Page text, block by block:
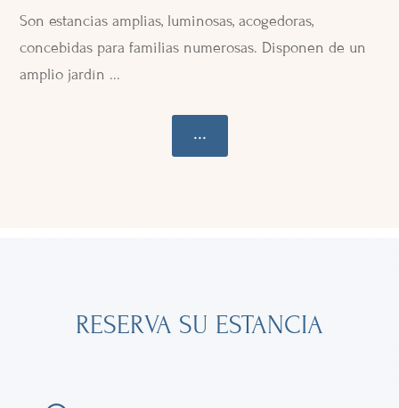
Son estancias amplias, luminosas, acogedoras,
concebidas para familias numerosas. Disponen de un
amplio jardín ...
...
RESERVA SU ESTANCIA